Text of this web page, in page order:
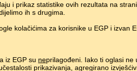
i prikaz statistike ovih rezultata na
ih s drugima.
kolačićima za korisnike u EGP i izvan
iz EGP su neprilagođeni. Iako ti oglasi
prikazivanja, agregirano
i slike/ Islandski jezik u slikama
BALTOSLAV.